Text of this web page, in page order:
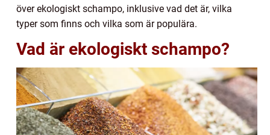
över ekologiskt schampo, inklusive vad det är, vilka
typer som finns och vilka som är populära.
Vad är ekologiskt schampo?